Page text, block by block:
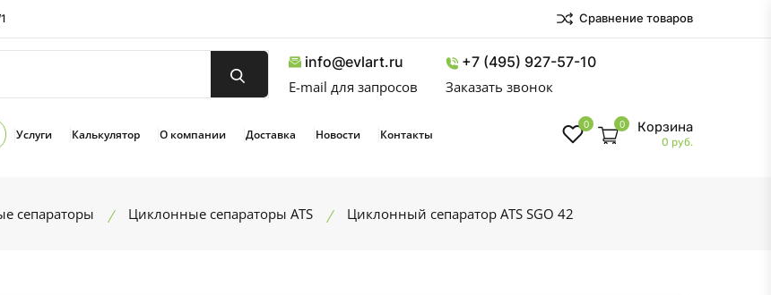
Сравнение товаров
info@evlart.ru
E-mail для запросов
+7 (495) 927-57-10
Заказать звонок
Услуги Калькулятор О компании Доставка Новости Контакты
0 0 Корзина
0 руб.
сепараторы Циклонные сепараторы ATS Циклонный сепаратор ATS SGO 42